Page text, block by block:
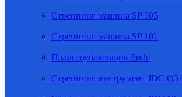
Стреппинг машина SP 505
Стреппинг машина SP 101
Паллетоупаковщик Pride
Стреппинг инструмент JDC Q31